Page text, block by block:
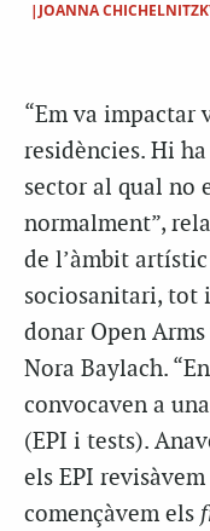
|JOANNA
“Em va impactar
residències. Hi
sector al qual no
normalment”,
de l’àmbit
sociosanitari, tot
donar Open Arms
Nora Baylach.
convocaven a
(EPI i tests).
els EPI
començàvem els